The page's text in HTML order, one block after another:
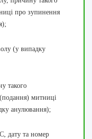
про зупинення
(у випадку
такого
митниці
анулювання);
дату та номер